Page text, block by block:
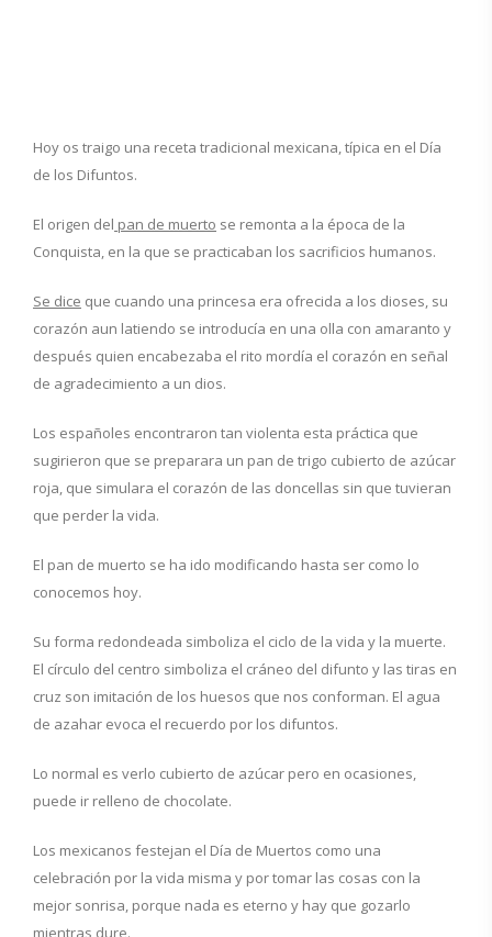
Hoy os traigo una receta tradicional mexicana, típica en el Día
de los Difuntos.
El origen del pan de muerto se remonta a la época de la
Conquista, en la que se practicaban los sacrificios humanos.
Se dice que cuando una princesa era ofrecida a los dioses, su
corazón aun latiendo se introducía en una olla con amaranto y
después quien encabezaba el rito mordía el corazón en señal
de agradecimiento a un dios.
Los españoles encontraron tan violenta esta práctica que
sugirieron que se preparara un pan de trigo cubierto de azúcar
roja, que simulara el corazón de las doncellas sin que tuvieran
que perder la vida.
El pan de muerto se ha ido modificando hasta ser como lo
conocemos hoy.
Su forma redondeada simboliza el ciclo de la vida y la muerte.
El círculo del centro simboliza el cráneo del difunto y las tiras en
cruz son imitación de los huesos que nos conforman. El agua
de azahar evoca el recuerdo por los difuntos.
Lo normal es verlo cubierto de azúcar pero en ocasiones,
puede ir relleno de chocolate.
Los mexicanos festejan el Día de Muertos como una
celebración por la vida misma y por tomar las cosas con la
mejor sonrisa, porque nada es eterno y hay que gozarlo
mientras dure.